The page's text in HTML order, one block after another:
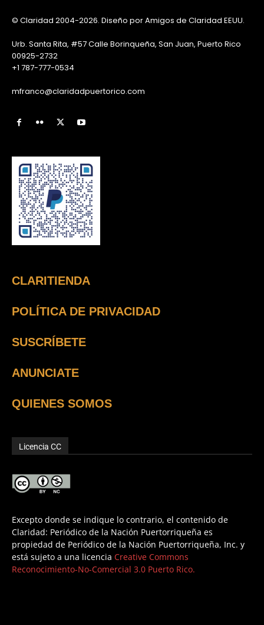
© Claridad 2004-2026. Diseño por Amigos de Claridad EEUU.
Urb. Santa Rita, #57 Calle Borinqueña, San Juan, Puerto Rico
00925-2732
+1 787-777-0534
mfranco@claridadpuertorico.com
CLARITIENDA
POLÍTICA DE PRIVACIDAD
SUSCRÍBETE
ANUNCIATE
QUIENES SOMOS
Licencia CC
Excepto donde se indique lo contrario, el contenido de
Claridad: Periódico de la Nación Puertorriqueña es
propiedad de Periódico de la Nación Puertorriqueña, Inc. y
está sujeto a una licencia Creative Commons
Reconocimiento-No-Comercial 3.0 Puerto Rico.